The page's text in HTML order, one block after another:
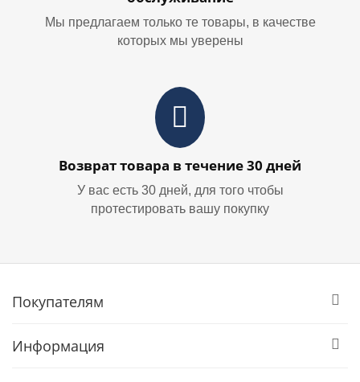
Мы предлагаем только те товары, в качестве
которых мы уверены
Возврат товара в течение 30 дней
У вас есть 30 дней, для того чтобы
протестировать вашу покупку
Покупателям
Информация